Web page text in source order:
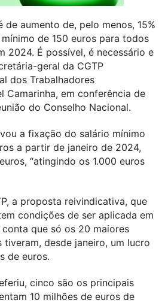
de aumento de, pelo menos, 15%
de 150 euros para todos
2024. É possível, é necessário e
geral da CGTP
dos Trabalhadores
Camarinha, em conferência de
do Conselho Nacional.
a fixação do salário mínimo
a partir de janeiro de 2024,
“atingindo os 1.000 euros
a proposta reivindicativa, que
condições de ser aplicada em
que só os 20 maiores
desde janeiro, um lucro
de euros.
cinco são os principais
10 milhões de euros de